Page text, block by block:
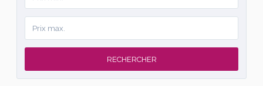
RECHERCHER